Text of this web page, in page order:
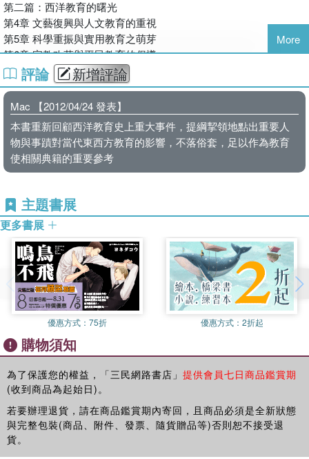
(三)誠如許伯朗額(Edward Spranger, 1882-1963)所云：「沒
有教育天才，無法創造不朽的教育！」所以這部西洋教育史乃
是以歷代大教育家為核心所寫的歷史；但是介紹他們時，並不
是書寫履歷，而是要指出形成其人格和思想的因素。
(四)站在我國學生的立場來探討西洋教育，時間愈遠者愈簡
略，時間愈近者愈詳細；與我國教育無關者盡量省略，對我國
現代教育影響深遠者則予詳論；我們所熟悉的史實只略加提
示，大家不清楚的背景則一一說明。譯名依國際通例，應根據
其本國語文的發音，且力求接近該字原意，故除約定俗成者
外，有些譯名與坊間出版品不同。
(五)狄爾泰(Wilhelm Dilthey, 1833-1911)說：「對於自然，我
類的內在經驗，但卻可運用生命整體（知、情、意、靈）去理
解人類創造的精神事實：「教育思想和事蹟」之意義，進而發
現個別生命的理性與普遍歷史之目的，因而把西洋教育史組成
有機的系統而不是零碎史實的堆砌。
從2003年5月《丹麥史》交稿後，我便開始撰寫本書，原期3年
完成，然因有關史料卷帙浩繁，想讀的書愈讀愈多，以致落筆
愈來愈慢；兼因年老力衰和眼疾手術，幾度想要放棄。正徬徨
間，承陳雅鴻博士之推薦，並蒙淡江大學創辦人張建邦博士、
校長張家宜博士及國際研究學院院長戴萬欽博士之不棄，邀愚
於退休後仍至該校博士班兼課，講授歐洲哲學及教育、外交政
策及戰略等課程，由於學生們的熱烈參與討論，翁明賢博士與
郭秋慶博士兩位所長的不斷鼓勵，重燃我向學的勇氣，堅定我
治史的信心，終於經過多年抗戰，寫完24章而可以集結出版。
由此我必須向張創辦人和淡江的師友們表達由衷的感謝，尤其
要向先後參與研討、查證資料及代為謄稿的博士研究生吳振
第二篇：西洋教育的曙光
第4章 文藝復興與人文教育的重視
第5章 科學重振與實用教育之萌芽
第6章 宗教改革與平民教育的倡導
第三篇：西洋教育的黎明
第7章 柯美紐斯與泛知主義
第8章 傅朗克與敬虔主義
第9章 洛克與品格主義
第10章 盧騷與自然主義
第四篇：西洋教育的基石
第11章 裴斯泰洛齊與基礎教育
第13章 許萊雅馬赫與中學教育
第14章 洪博與大學教育
第15章 福祿貝爾與幼稚教育
第16章 赫爾巴特與教育科學
第17章 萬隆維與成人教育
第18章 斯賓塞與科學教育
第五篇：現代教育的發展
第19章 杜威的民主教育論
第20章 蒙特梭利的幼兒教育論
第21章 凱欣斯泰納的公民教育論
第22章 馬卡連柯的生產教育論
第23章 許伯朗額的文化教育論
第24章 二十一世紀西洋教育的發展趨向
附 錄
參考書目
中外名詞對照表
More
評論 新增評論
Mac 【2012/04/24 發表】
本書重新回顧西洋教育史上重大事件，提綱挈領地點出重要人
物與事蹟對當代東西方教育的影響，不落俗套，足以作為教育
使相關典籍的重要參考
主題書展
更多書展
優惠方式： 75折 優惠方式： 2折起
購物須知
為了保護您的權益，「三民網路書店」 提供會員七日商品鑑賞期
(收到商品為起始日)。
若要辦理退貨，請在商品鑑賞期內寄回，且商品必須是全新狀態
與完整包裝(商品、附件、發票、隨貨贈品等)否則恕不接受退
貨。